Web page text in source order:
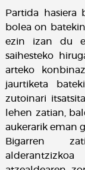
Partida hasiera
bolea on
ezin izan du
saihesteko
arteko
jaurtiketa
zutoinari
lehen zatian,
aukerarik eman
Bigarren